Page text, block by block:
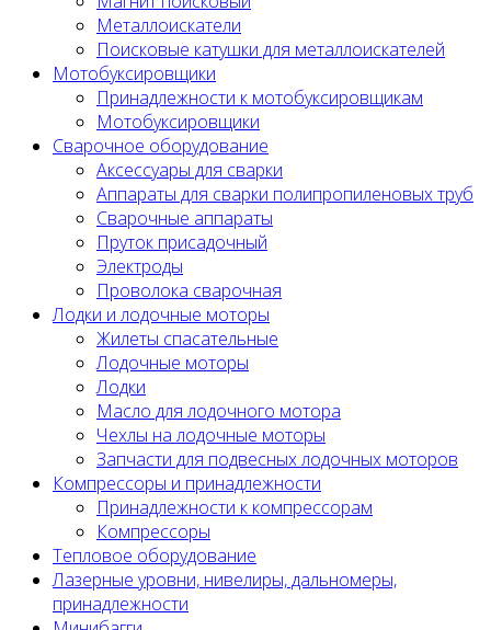
Металлоискатели
Поисковые катушки для металлоискателей
Мотобуксировщики
Принадлежности к мотобуксировщикам
Мотобуксировщики
Сварочное оборудование
Аксессуары для сварки
Аппараты для сварки полипропиленовых труб
Сварочные аппараты
Пруток присадочный
Электроды
Проволока сварочная
Лодки и лодочные моторы
Жилеты спасательные
Лодочные моторы
Лодки
Масло для лодочного мотора
Чехлы на лодочные моторы
Запчасти для подвесных лодочных моторов
Компрессоры и принадлежности
Принадлежности к компрессорам
Компрессоры
Тепловое оборудование
Лазерные уровни, нивелиры, дальномеры,
принадлежности